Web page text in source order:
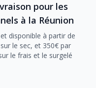
pour les
à la Réunion
disponible à partir de
le sec, et 350€ par
le frais et le surgelé